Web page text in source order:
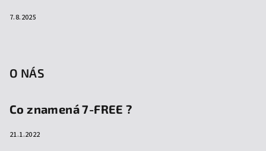
7.8.2025
O NÁS
Co znamená 7-FREE ?
21.1.2022